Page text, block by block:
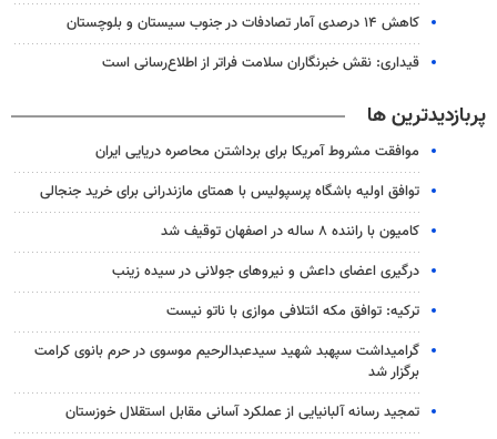
کاهش ۱۴ درصدی آمار تصادفات در جنوب سیستان و بلوچستان
قیداری: نقش خبرنگاران سلامت فراتر از اطلاع‌رسانی است
پربازدیدترین ها
موافقت مشروط آمریکا برای برداشتن محاصره دریایی ایران
توافق اولیه باشگاه پرسپولیس با همتای مازندرانی برای خرید جنجالی
کامیون با راننده ۸ ساله در اصفهان توقیف شد
درگیری اعضای داعش و نیروهای جولانی در سیده زینب
ترکیه: توافق مکه ائتلافی موازی با ناتو نیست
گرامیداشت سپهبد شهید سیدعبدالرحیم موسوی در حرم بانوی کرامت
برگزار شد
تمجید رسانه آلبانیایی از عملکرد آسانی مقابل استقلال خوزستان